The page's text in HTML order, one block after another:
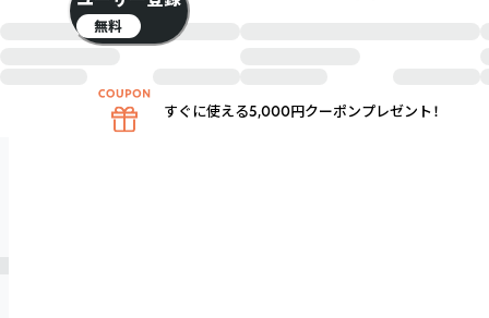
無料
すぐに使える5,000円クーポンプレゼント！